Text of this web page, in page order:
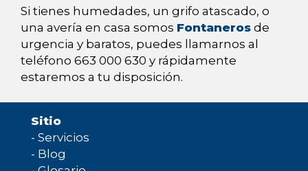
Si tienes humedades, un grifo atascado, o
una avería en casa somos Fontaneros de
urgencia y baratos, puedes llamarnos al
teléfono 663 000 630 y rápidamente
estaremos a tu disposición.
Sitio
- Servicios
- Blog